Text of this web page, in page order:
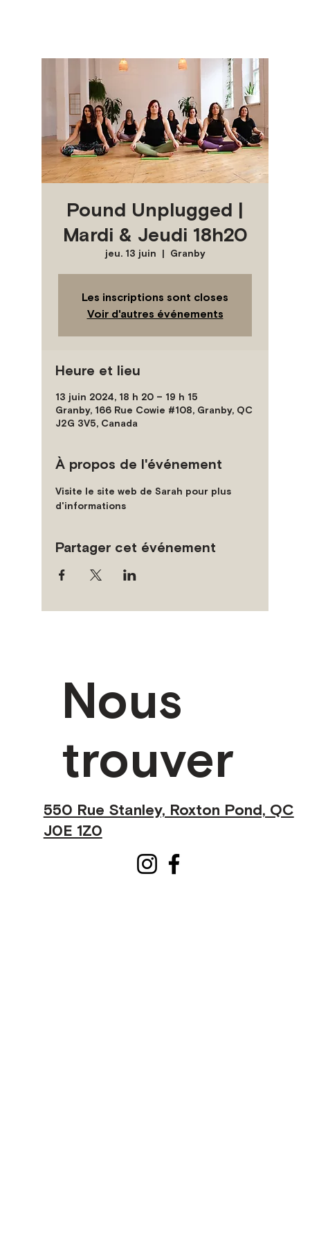
Pound Unplugged |
Mardi & Jeudi 18h20
jeu. 13 juin
  |
Granby
Les inscriptions sont closes
Voir d'autres événements
Heure et lieu
13 juin 2024, 18 h 20 – 19 h 15
Granby, 166 Rue Cowie #108, Granby, QC
J2G 3V5, Canada
À propos de l'événement
Visite le site web de Sarah pour plus
d'informations
Partager cet événement
Nous
trouver
550 Rue Stanley, Roxton Pond, QC
J0E 1Z0